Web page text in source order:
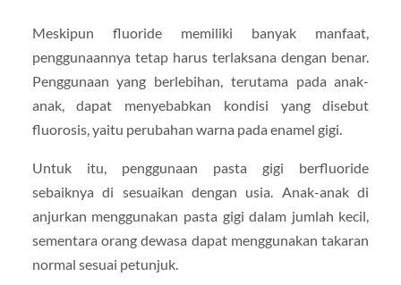
Meskipun fluoride memiliki banyak manfaat,
penggunaannya tetap harus terlaksana dengan benar.
Penggunaan yang berlebihan, terutama pada anak-
anak, dapat menyebabkan kondisi yang disebut
fluorosis, yaitu perubahan warna pada enamel gigi.
Untuk itu, penggunaan pasta gigi berfluoride
sebaiknya di sesuaikan dengan usia. Anak-anak di
anjurkan menggunakan pasta gigi dalam jumlah kecil,
sementara orang dewasa dapat menggunakan takaran
normal sesuai petunjuk.